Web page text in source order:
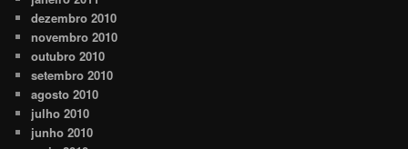
dezembro 2010
novembro 2010
outubro 2010
setembro 2010
agosto 2010
julho 2010
junho 2010